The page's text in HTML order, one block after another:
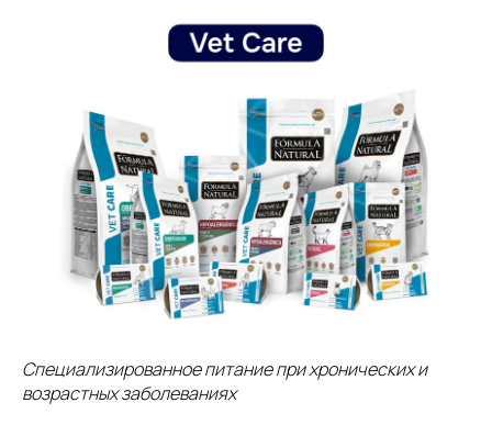
Специализированное питание при хронических и
возрастных заболеваниях